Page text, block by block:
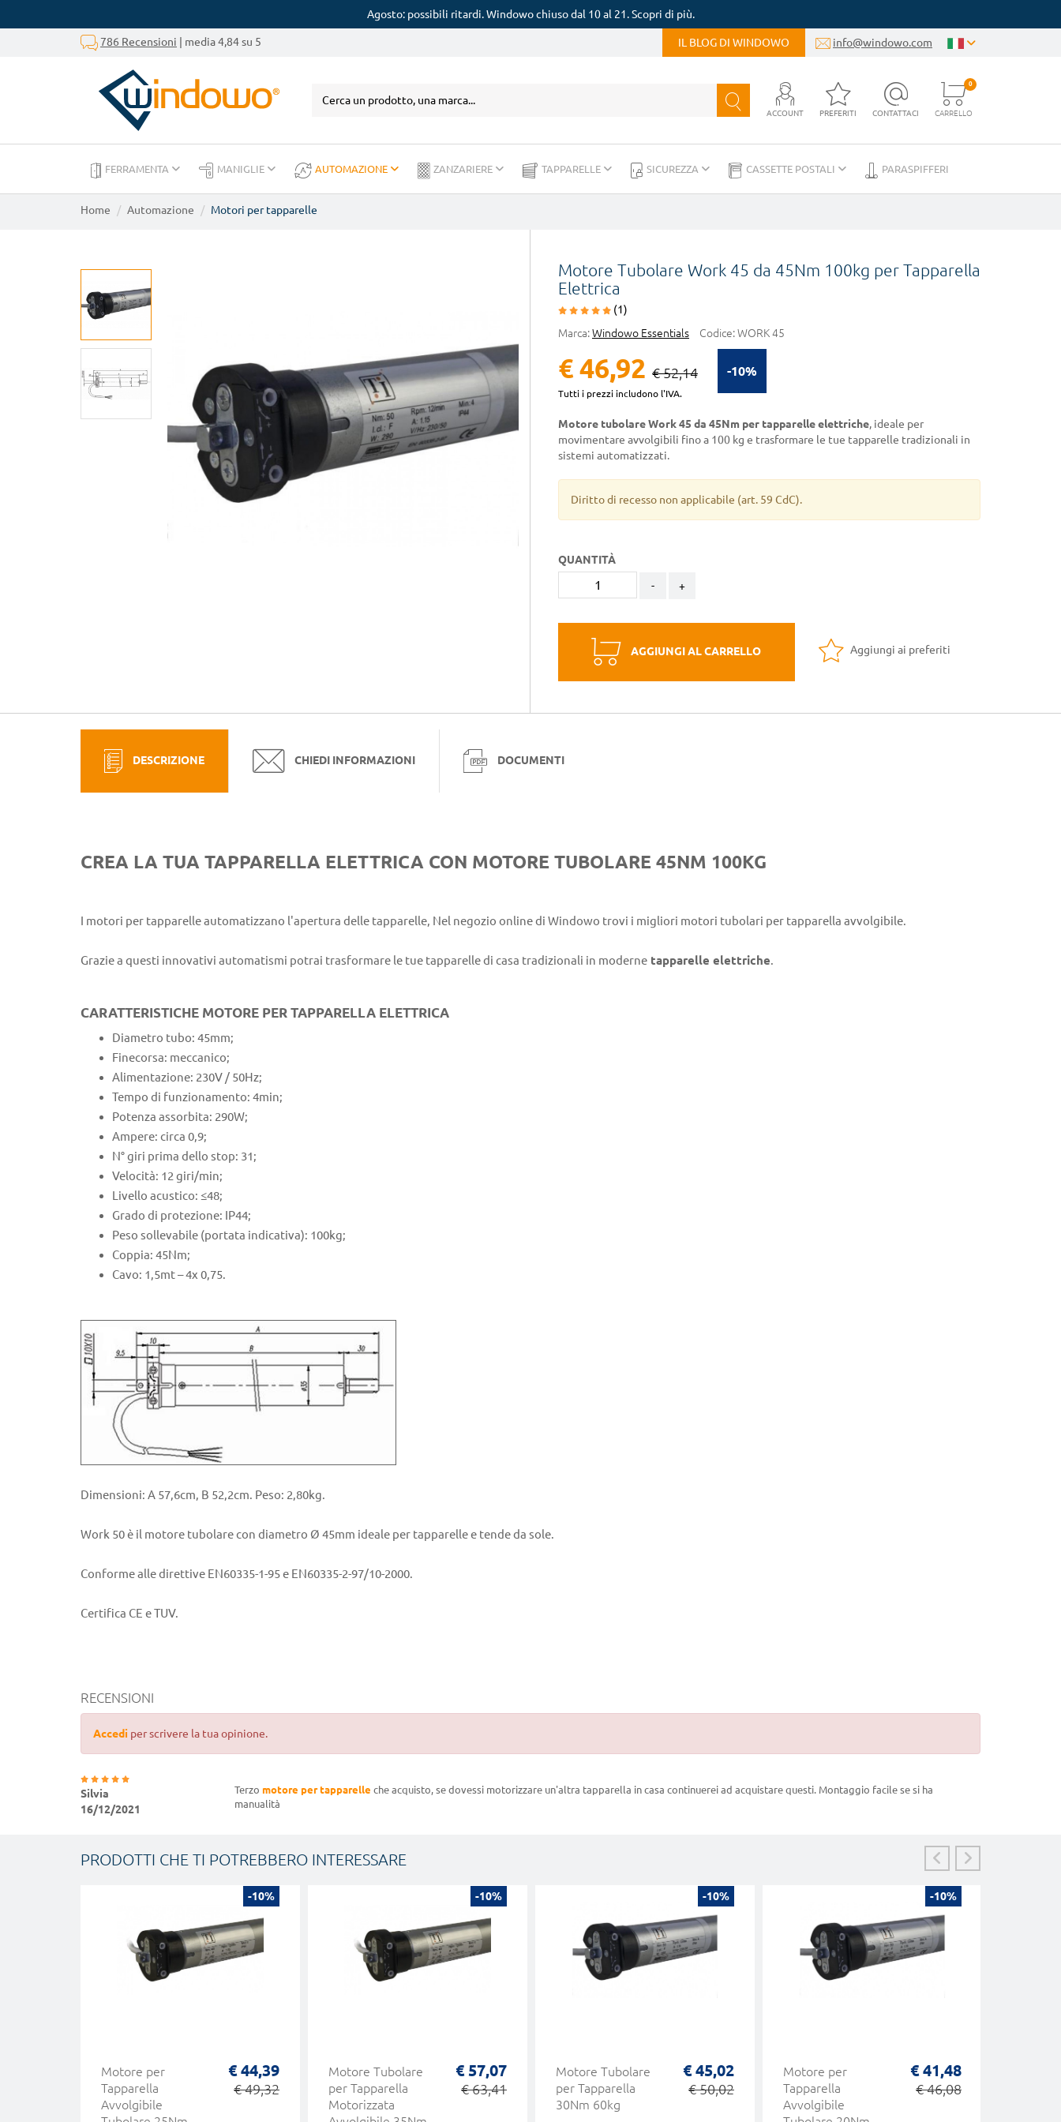
Agosto: possibili ritardi. Windowo chiuso dal 10 al 21. Scopri di più.
786 Recensioni | media 4,84 su 5 IL BLOG DI WINDOWO info@windowo.com
ACCOUNT PREFERITI CONTATTACI CARRELLO
0
FERRAMENTA MANIGLIE AUTOMAZIONE ZANZARIERE TAPPARELLE SICUREZZA CASSETTE POSTALI PARASPIFFERI
Home Automazione Motori per tapparelle
Motore Tubolare Work 45 da 45Nm 100kg per Tapparella
Elettrica
(1)
Marca:Windowo Essentials Codice:WORK 45
-10%
€ 46,92 € 52,14
Tutti i prezzi includono l'IVA.
Motore tubolare Work 45 da 45Nm per tapparelle elettriche, ideale per
movimentare avvolgibili fino a 100 kg e trasformare le tue tapparelle tradizionali in
sistemi automatizzati.
Diritto di recesso non applicabile (art. 59 CdC).
QUANTITÀ
- +
AGGIUNGI AL CARRELLO Aggiungi ai preferiti
DESCRIZIONE CHIEDI INFORMAZIONI DOCUMENTI
CREA LA TUA TAPPARELLA ELETTRICA CON MOTORE TUBOLARE 45NM 100KG
I motori per tapparelle automatizzano l'apertura delle tapparelle, Nel negozio online di Windowo trovi i migliori motori tubolari per tapparella avvolgibile.
Grazie a questi innovativi automatismi potrai trasformare le tue tapparelle di casa tradizionali in moderne tapparelle elettriche.
CARATTERISTICHE MOTORE PER TAPPARELLA ELETTRICA
Diametro tubo: 45mm;
Finecorsa: meccanico;
Alimentazione: 230V / 50Hz;
Tempo di funzionamento: 4min;
Potenza assorbita: 290W;
Ampere: circa 0,9;
N° giri prima dello stop: 31;
Velocità: 12 giri/min;
Livello acustico: ≤48;
Grado di protezione: IP44;
Peso sollevabile (portata indicativa): 100kg;
Coppia: 45Nm;
Cavo: 1,5mt – 4x 0,75.
Dimensioni: A 57,6cm, B 52,2cm. Peso: 2,80kg.
Work 50 è il motore tubolare con diametro Ø 45mm ideale per tapparelle e tende da sole.
Conforme alle direttive EN60335-1-95 e EN60335-2-97/10-2000.
Certifica CE e TUV.
RECENSIONI
Accedi per scrivere la tua opinione.
Silvia
16/12/2021
Terzo motore per tapparelle che acquisto, se dovessi motorizzare un'altra tapparella in casa continuerei ad acquistare questi. Montaggio facile se si ha
manualità
PRODOTTI CHE TI POTREBBERO INTERESSARE
-10%
Motore per
Tapparella
Avvolgibile
€ 44,39
€ 49,32
-10%
Motore Tubolare
per Tapparella
Motorizzata
€ 57,07
€ 63,41
-10%
Motore Tubolare
per Tapparella
30Nm 60kg
€ 45,02
€ 50,02
-10%
Motore per
Tapparella
Avvolgibile
€ 41,48
€ 46,08